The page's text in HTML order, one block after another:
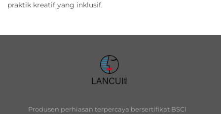
praktik kreatif yang inklusif.
Produsen perhiasan terpercaya bersertifikat BSCI